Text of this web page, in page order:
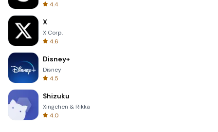
4.4
X
X Corp.
4.6
Disney+
Disney
4.5
Shizuku
Xingchen & Rikka
4.0